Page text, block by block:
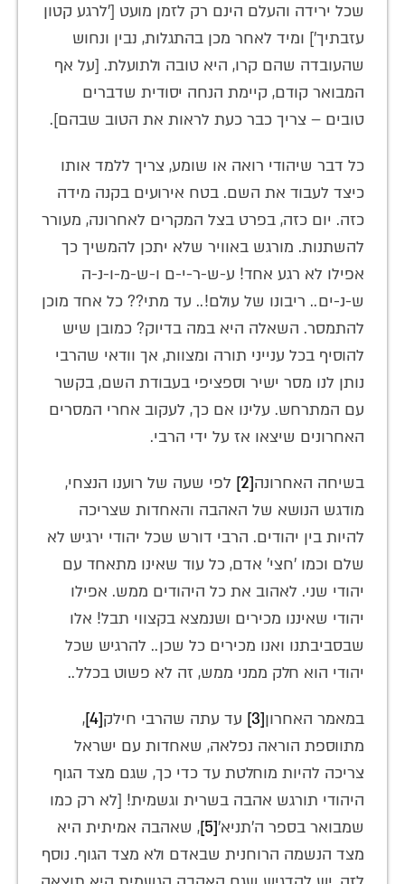
שכל ירידה והעלם הינם רק לזמן מועט ['לרגע קטון
עזבתיך'] ומיד לאחר מכן בהתגלות, נבין ונחוש
שהעובדה שהם קרו, היא טובה ולתועלת. [על אף
המבואר קודם, קיימת הנחה יסודית שדברים
טובים – צריך כבר כעת לראות את הטוב שבהם].
כל דבר שיהודי רואה או שומע, צריך ללמד אותו
כיצד לעבוד את השם. בטח אירועים בקנה מידה
כזה. יום כזה, בפרט בצל המקרים לאחרונה, מעורר
להשתנות. מורגש באוויר שלא יתכן להמשיך כך
אפילו לא רגע אחד! ע-ש-ר-י-ם ו-ש-מ-ו-נ-ה
ש-נ-ים.. ריבונו של עולם!.. עד מתי?? כל אחד מוכן
להתמסר. השאלה היא במה בדיוק? כמובן שיש
להוסיף בכל ענייני תורה ומצוות, אך וודאי שהרבי
נותן לנו מסר ישיר וספציפי בעבודת השם, בקשר
עם המתרחש. עלינו אם כך, לעקוב אחרי המסרים
האחרונים שיצאו אז על ידי הרבי.
בשיחה האחרונה[2]
לפי שעה של רוענו הנצחי,
מודגש הנושא של האהבה והאחדות שצריכה
להיות בין יהודים. הרבי דורש שכל יהודי ירגיש לא
שלם וכמו 'חצי' אדם, כל עוד שאינו מתאחד עם
יהודי שני. לאהוב את כל היהודים ממש. אפילו
יהודי שאיננו מכירים ושנמצא בקצווי תבל! אלו
שבסביבתנו ואנו מכירים כל שכן.. להרגיש שכל
יהודי הוא חלק ממני ממש, זה לא פשוט בכלל..
במאמר האחרון[3] עד עתה שהרבי חילק[4]
,
מתווספת הוראה נפלאה, שאחדות עם ישראל
צריכה להיות מוחלטת עד כדי כך, שגם מצד הגוף
היהודי תורגש אהבה בשרית וגשמית! [לא רק כמו
שמבואר בספר ה'תניא'[5]
, שאהבה אמיתית היא
מצד הנשמה הרוחנית שבאדם ולא מצד הגוף. נוסף